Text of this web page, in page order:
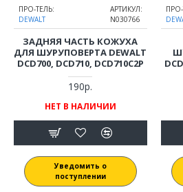
ПРО-ТЕЛЬ:
DEWALT
АРТИКУЛ:
N030766
ЗАДНЯЯ ЧАСТЬ КОЖУХА
ДЛЯ ШУРУПОВЕРТА DEWALT
DCD700, DCD710, DCD710C2P
190р.
НЕТ В НАЛИЧИИ
Уведомить о
поступлении